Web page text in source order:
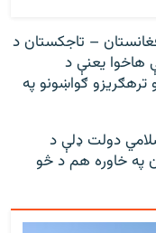
– تاجکستان د
هاخوا یعنې د
ترهګریزو ګواښونو په
دولت ډلې د
په خاوره هم د څو